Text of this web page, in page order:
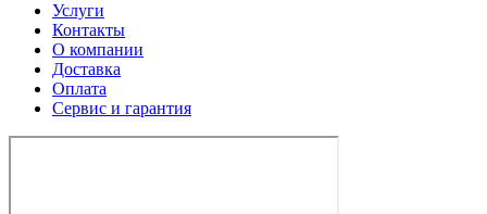
Услуги
Контакты
О компании
Доставка
Оплата
Сервис и гарантия